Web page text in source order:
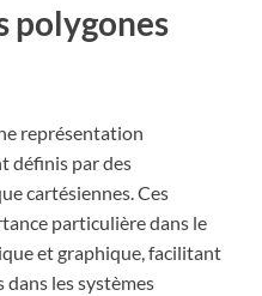
polygones
représentation
définis par des
cartésiennes. Ces
particulière dans le
et graphique, facilitant
dans les systèmes